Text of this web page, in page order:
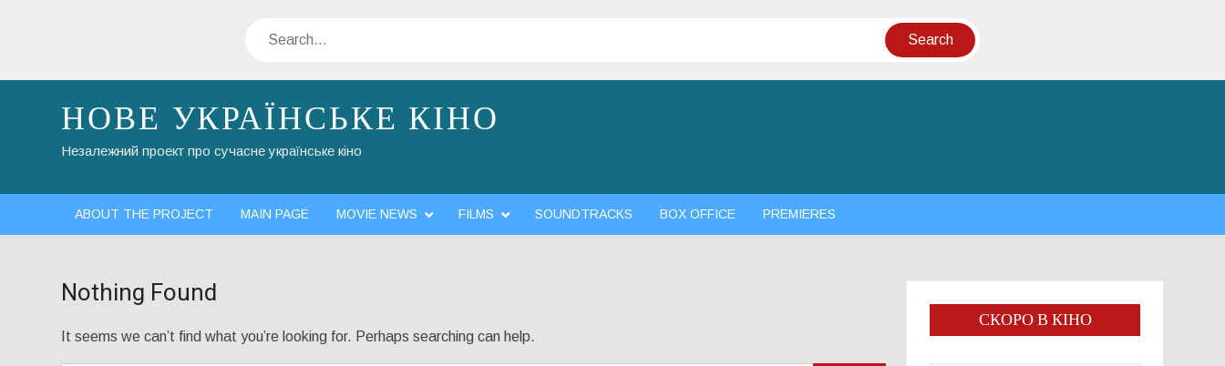
Search
НОВЕ УКРАЇНСЬКЕ КІНО
Незалежний проект про сучасне українське кіно
ABOUT THE PROJECT MAIN PAGE MOVIE NEWS FILMS SOUNDTRACKS BOX OFFICE PREMIERES
Nothing Found
It seems we can’t find what you’re looking for. Perhaps searching can help.
СКОРО В КІНО